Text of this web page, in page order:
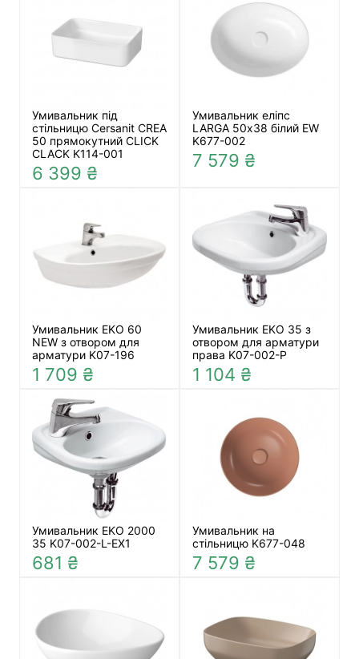
Умивальник під
стільницю Cersanit CREA
50 прямокутний CLICK
CLACK K114-001
6 399 ₴
Умивальник еліпс
LARGA 50х38 білий EW
K677-002
7 579 ₴
Умивальник EKO 60
NEW з отвором для
арматури K07-196
1 709 ₴
Умивальник EKO 35 з
отвором для арматури
права K07-002-P
1 104 ₴
Умивальник EKO 2000
35 K07-002-L-EX1
681 ₴
Умивальник на
стільницю K677-048
7 579 ₴